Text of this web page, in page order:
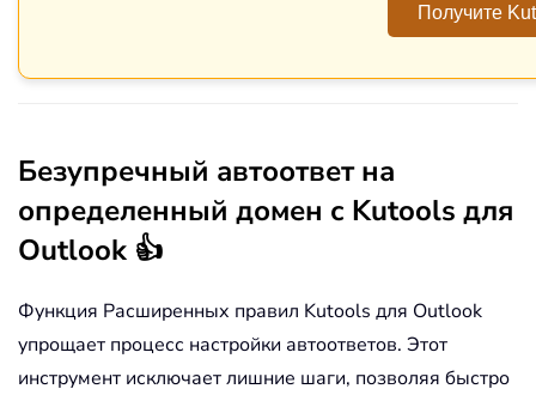
Получите
Безупречный автоответ на
определенный домен с Kutools для
Outlook 👍
Функция Расширенных правил Kutools для Outlook
упрощает процесс настройки автоответов. Этот
инструмент исключает лишние шаги, позволяя быстро